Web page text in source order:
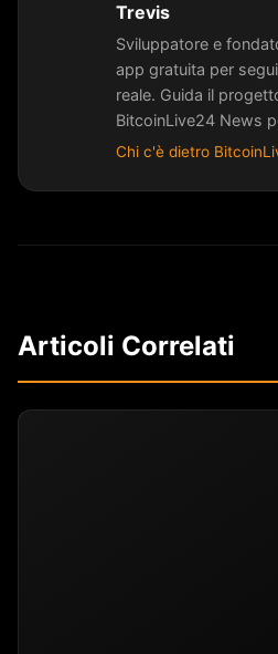
Trevis
Sviluppatore e
app gratuita per
reale. Guida il
BitcoinLive24 News
Chi c'è dietro
Articoli Correlati